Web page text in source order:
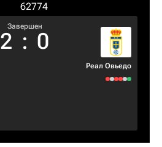
62774
Завершен
2 : 0
Реал Овьедо